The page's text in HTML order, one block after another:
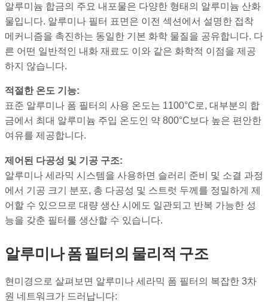
알루미늄 합금의 주요 내포물은 다양한 형태의 알루미늄 산화
물입니다. 알루미나 필터 표면은 이전 섹션에서 설명한 접착
메커니즘을 촉진하는 동일한 기본 화학 물질을 공유합니다. 다
른 어떤 일반적인 내화 재료도 이와 같은 화학적 이점을 제공
하지 않습니다.
적절한 온도 기능:
표준 알루미나 폼 필터의 사용 온도는 1100°C로, 대부분의 합
금에서 최대 알루미늄 주입 온도인 약 800°C보다 높은 편안한
여유를 제공합니다.
제어된 다공성 및 기공 구조:
알루미나 세라믹 시스템을 사용하면 슬러리 준비 및 소결 과정
에서 기공 크기 분포, 총 다공성 및 스트럿 두께를 정밀하게 제
어할 수 있으므로 대량 생산 시에도 일관되고 반복 가능한 성
능을 갖춘 필터를 생산할 수 있습니다.
알루미나 폼 필터의 물리적 구조
현미경으로 살펴보면 알루미나 세라믹 폼 필터의 복잡한 3차
원 네트워크가 드러납니다: